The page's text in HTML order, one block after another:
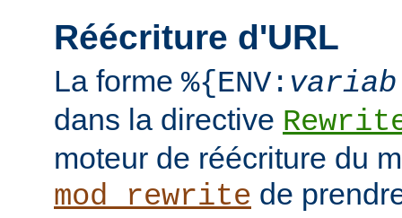
Réécriture d'URL
La forme %{ENV:
dans la directive
moteur de réécriture du
mod_rewrite de